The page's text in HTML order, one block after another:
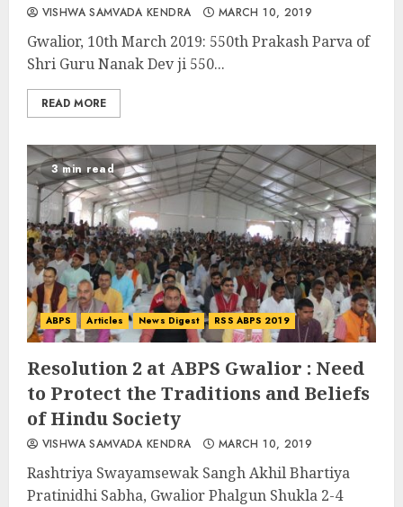
VISHWA SAMVADA KENDRA MARCH 10, 2019
Gwalior, 10th March 2019: 550th Prakash Parva of
Shri Guru Nanak Dev ji 550...
READ MORE
3 min read
ABPS Articles News Digest RSS ABPS 2019
Resolution 2 at ABPS Gwalior : Need
to Protect the Traditions and Beliefs
of Hindu Society
VISHWA SAMVADA KENDRA MARCH 10, 2019
Rashtriya Swayamsewak Sangh Akhil Bhartiya
Pratinidhi Sabha, Gwalior Phalgun Shukla 2-4